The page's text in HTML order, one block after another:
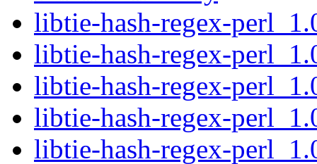
libtie-hash-regex-
libtie-hash-regex-
libtie-hash-regex-
libtie-hash-regex-
libtie-hash-regex-